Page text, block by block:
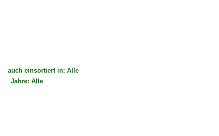
auch einsortiert in: Alle
Jahre: Alle